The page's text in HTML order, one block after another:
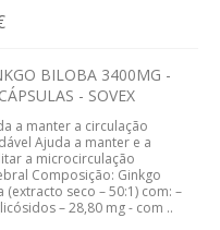
BILOBA 3400MG -
- SOVEX
a manter a circulação
Ajuda a manter e a
a microcirculação
Composição: Ginkgo
seco – 50:1) com: –
– 28,80 mg - com ..